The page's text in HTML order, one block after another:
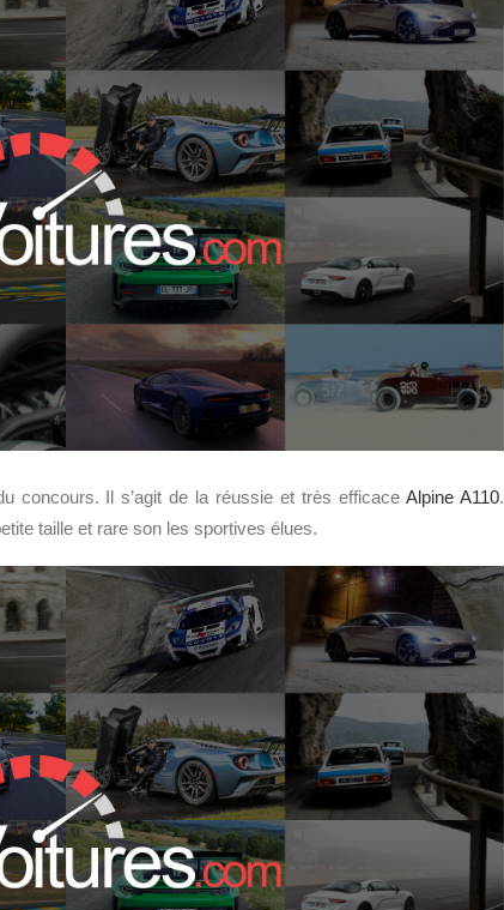
concours. Il s’agit de la réussie et très efficaceAlpine A110.
taille et rare son les sportives élues.